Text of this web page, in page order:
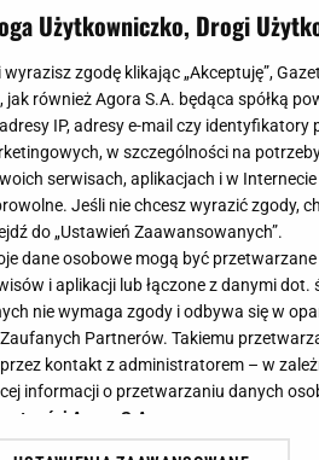
Prawdziwa gratka na
powstydziłyby się
Ciepły, miękki, a do tego
moją uwagę. Jesienią i zimą
SWETER SWETER DAMSKI SWETER NA ZIMĘ
To niezbędnik każdej
w Lidlu. Cena? 29,99 zł!
Jest mięciutki w dotyku i
golfem z Lidla to must have w
Użytkowniczko, Drogi
wyrazisz zgodę klikając „Akceptuję”,
jak również Agora S.A. będąca spółką
IP, adresy e-mail czy
w szczególności na
serwisach, aplikacjach i w
Jeśli nie chcesz wyrazić zgody,
do „Ustawień Zaawansowanych”.
dane osobowe mogą być
i aplikacji lub łączone z danymi
nie wymaga zgody i odbywa się w
Zaufanych Partnerów. Takiemu
przez kontakt z administratorem – w
informacji o przetwarzaniu danych
Agora S.A.